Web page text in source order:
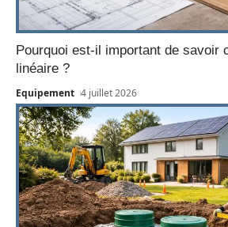
Pourquoi est-il important de savoir
linéaire ?
Equipement 4 juillet 2026